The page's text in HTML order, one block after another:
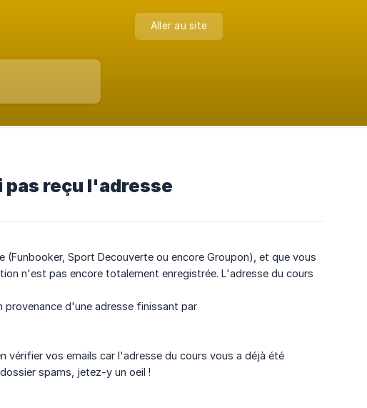
Aller au site
pas reçu l'adresse
Sport Decouverte ou encore Groupon), et que vous
n'est pas encore totalement enregistrée. L'adresse du cours
provenance d'une adresse finissant par
vérifier vos emails car l'adresse du cours vous a déjà été
spams, jetez-y un oeil !